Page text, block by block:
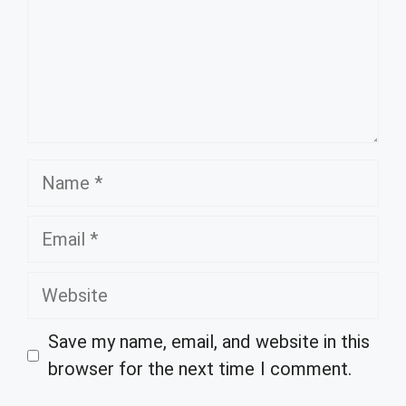
Name
Email
Website
Save my name, email, and website in this
browser for the next time I comment.